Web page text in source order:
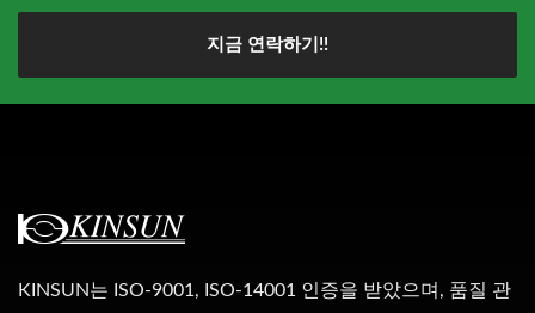
지금 연락하기!!
KINSUN는 ISO-9001, ISO-14001 인증을 받았으며, 품질 관